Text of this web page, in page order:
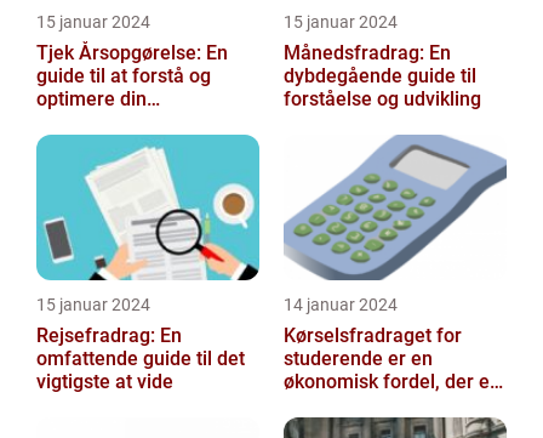
15 januar 2024
Tjek Årsopgørelse: En
guide til at forstå og
optimere din
15 januar 2024
Månedsfradrag: En
dybdegående guide til
forståelse og udvikling
15 januar 2024
Rejsefradrag: En
omfattende guide til det
vigtigste at vide
14 januar 2024
Kørselsfradraget for
studerende er en
økonomisk fordel, der er
studerende, som kan h...